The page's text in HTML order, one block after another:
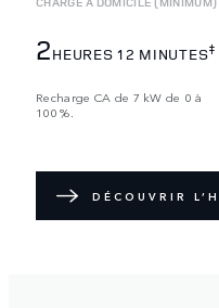
2HEURES 12 MINUTES‡
Recharge CA de 7 kW de 0 à
100 %.
DÉCOUVRIR